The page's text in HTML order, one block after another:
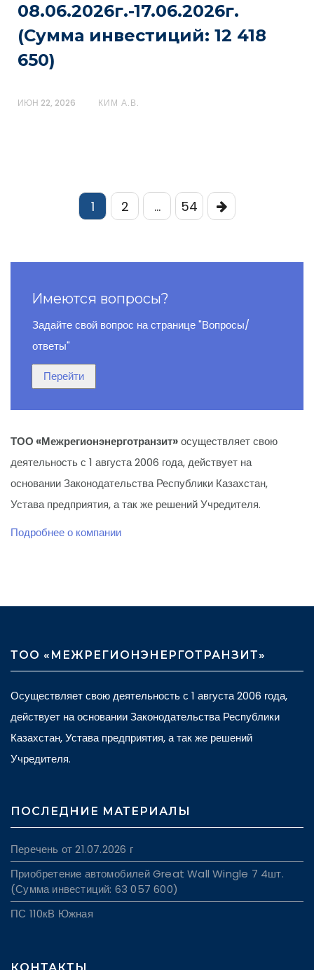
08.06.2026г.-17.06.2026г.
(Сумма инвестиций: 12 418
650)
ИЮН 22, 2026 КИМ А.В.
Пагинация
записей
1 2 … 54
Имеются вопросы?
Задайте свой вопрос на странице "Вопросы/
ответы"
ТОО «Межрегионэнерготранзит»осуществляет свою
деятельность с 1 августа 2006 года, действует на
основании Законодательства Республики Казахстан,
Устава предприятия, а так же решений Учредителя.
Подробнее о компании
ТОО «МЕЖРЕГИОНЭНЕРГОТРАНЗИТ»
Осуществляет свою деятельность с 1 августа 2006 года,
действует на основании Законодательства Республики
Казахстан, Устава предприятия, а так же решений
Учредителя.
ПОСЛЕДНИЕ МАТЕРИАЛЫ
Перечень от 21.07.2026 г
Приобретение автомобилей Great Wall Wingle 7 4шт.
(Сумма инвестиций: 63 057 600)
ПС 110кВ Южная